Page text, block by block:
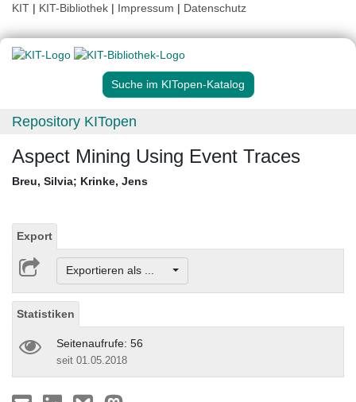
KIT | KIT-Bibliothek | Impressum | Datenschutz
Suche im KITopen-Katalog
Repository KITopen
Aspect Mining Using Event Traces
Breu, Silvia; Krinke, Jens
Export
Exportieren als ...
Statistiken
Seitenaufrufe: 56
seit 01.05.2018